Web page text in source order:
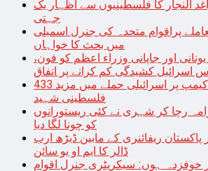
النجار کا فلسطینیوں سے اظہار یک
جہتی
پراقوام متحدہ کی جنرل اسمبلی
میں بحث کا خواہاں
اور جاپانی وزراء اعظم کو فون،
اسرائیل کشیدگی کم کرانے پر اتفاق
غزہ کے پناہ گزین کیمپ پر اسرائیلی حملے میں مزید 433
فلسطینی شہید
رچا کر شہری نے کئی ریستورانوں
کو چونا لگا دیا
پاکستان ریفائنری کے مابین ڈیڑھ ارب
ڈالر کا ایم او یو سائن
خوفزدہ ہوں: سیکریٹری جنرل اقوامِ